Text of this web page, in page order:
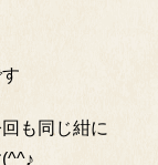
も同じ紺に